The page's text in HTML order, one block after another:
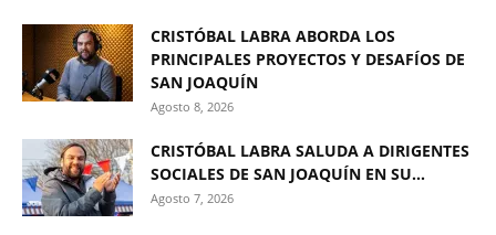
CRISTÓBAL LABRA ABORDA LOS
PRINCIPALES PROYECTOS Y DESAFÍOS DE
SAN JOAQUÍN
Agosto 8, 2026
CRISTÓBAL LABRA SALUDA A DIRIGENTES
SOCIALES DE SAN JOAQUÍN EN SU...
Agosto 7, 2026